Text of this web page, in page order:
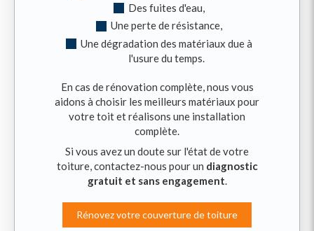
Des fuites d'eau,
Une perte de résistance,
Une dégradation des matériaux due à
l'usure du temps.
En cas de rénovation complète, nous vous
aidons à choisir les meilleurs matériaux pour
votre toit et réalisons une installation
complète.
Si vous avez un doute sur l'état de votre
toiture, contactez-nous pour un diagnostic
gratuit et sans engagement
Rénovez votre couverture de toiture